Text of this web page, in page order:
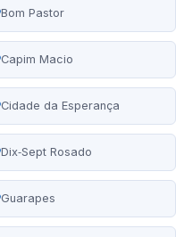
Bom Pastor
Capim Macio
Cidade da Esperança
Dix‑Sept Rosado
Guarapes